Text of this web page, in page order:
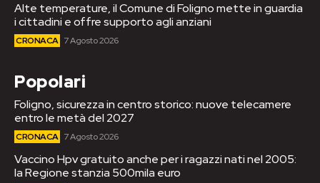
Alte temperature, il Comune di Foligno mette in guardia
i cittadini e offre supporto agli anziani
CRONACA 7 Agosto 2026
Popolari
Foligno, sicurezza in centro storico: nuove telecamere
entro le metà del 2027
CRONACA 7 Agosto 2026
Vaccino Hpv gratuito anche per i ragazzi nati nel 2005:
la Regione stanzia 500mila euro